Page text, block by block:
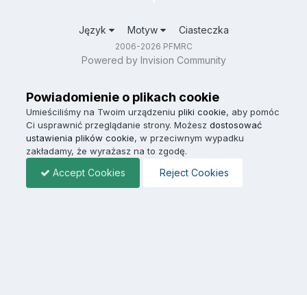
Język Motyw Ciasteczka
2006-2026 PFMRC
Powered by Invision Community
Powiadomienie o plikach cookie
Umieściliśmy na Twoim urządzeniu pliki cookie, aby pomóc
Ci usprawnić przeglądanie strony. Możesz dostosować
ustawienia plików cookie, w przeciwnym wypadku
zakładamy, że wyrażasz na to zgodę.
Accept Cookies Reject Cookies